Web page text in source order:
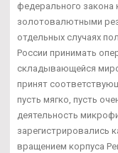
федерального закона
золотовалютными
отдельных случаях
России принимать
складывающейся
принят
пусть мягко, пусть
деятельность
зарегистрировались
вращением корпуса